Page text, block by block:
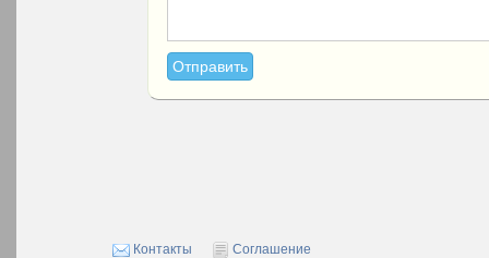
Контакты Соглашение